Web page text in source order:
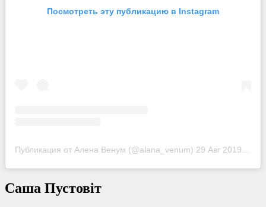
Посмотреть эту публикацию в Instagram
Публикация от Алена Венум (@alana_venum) 29 Авг 2019 в 10:09 PDT
Саша Пустовіт